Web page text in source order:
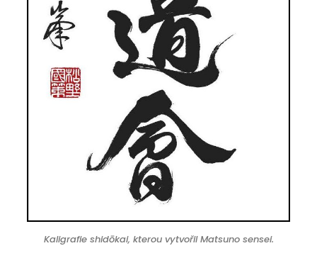
Kaligrafie shidōkai, kterou vytvořil Matsuno sensei.